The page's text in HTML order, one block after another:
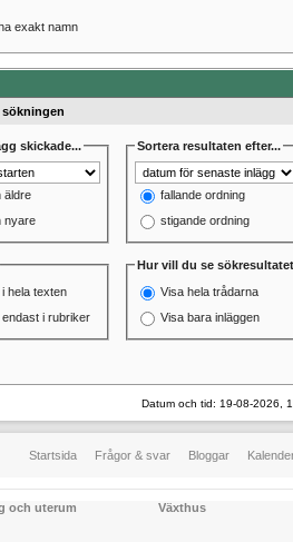
exakt namn
sökningen
skickade...
äldre
nyare
Sortera resultaten efter...
fallande ordning
stigande ordning
hela texten
i rubriker
Hur vill du se sökresultatet
Visa hela trådarna
Visa bara inläggen
Datum och tid: 19-08-2026,
Startsida Frågor & svar Bloggar
och uterum Växthus